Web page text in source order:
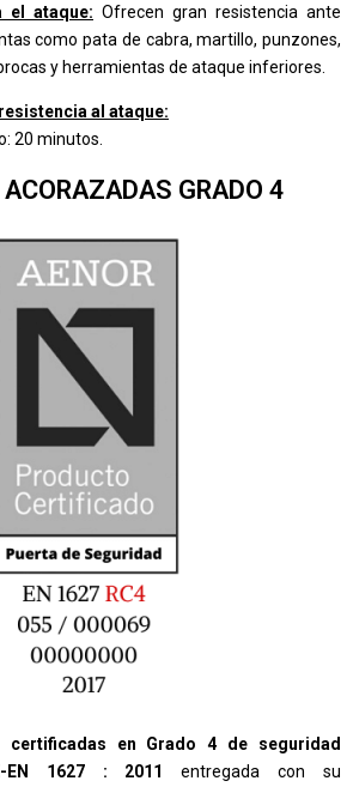
el ataque: Ofrecen gran resistencia ante
como pata de cabra, martillo, punzones,
y herramientas de ataque inferiores.
al ataque:
20 minutos.
GRADO 4
certificadas en Grado 4 de seguridad
EN 1627 : 2011
entregada con su